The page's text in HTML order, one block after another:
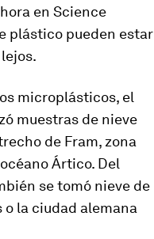
en Science
plástico pueden estar
microplásticos, el
muestras de nieve
de Fram, zona
Ártico. Del
se tomó nieve de
la ciudad alemana